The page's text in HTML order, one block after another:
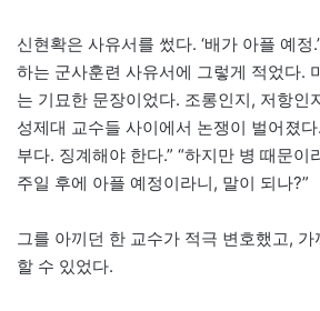
신현확은 사유서를 썼다. ‘배가 아플 예정
하는 군사훈련 사유서에 그렇게 적었다.
는 기묘한 문장이었다. 조롱인지, 저항인
성제대 교수들 사이에서 논쟁이 벌어졌
부다. 징계해야 한다.” “하지만 병 때문이
주일 후에 아플 예정이라니, 말이 되나?”
그를 아끼던 한 교수가 적극 변호했고,
할 수 있었다.